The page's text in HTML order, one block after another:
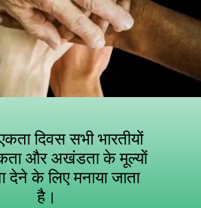
दिवस सभी भारतीयों
और अखंडता के मूल्यों
देने के लिए मनाया जाता
है।